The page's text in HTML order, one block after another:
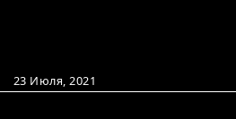
23 Июля, 2021